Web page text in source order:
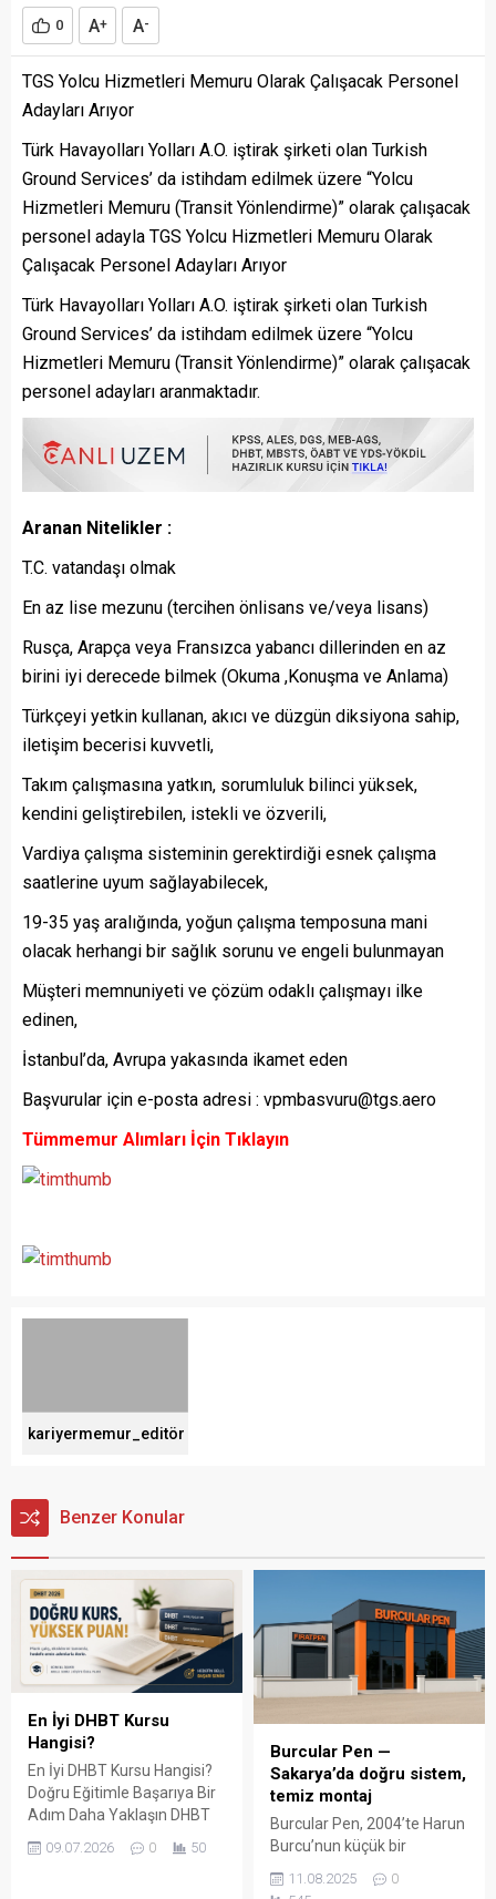
0 A+ A-
TGS Yolcu Hizmetleri Memuru Olarak Çalışacak Personel
Adayları Arıyor
Türk Havayolları Yolları A.O. iştirak şirketi olan Turkish
Ground Services’ da istihdam edilmek üzere “Yolcu
Hizmetleri Memuru (Transit Yönlendirme)” olarak çalışacak
personel adayla TGS Yolcu Hizmetleri Memuru Olarak
Çalışacak Personel Adayları Arıyor
Türk Havayolları Yolları A.O. iştirak şirketi olan Turkish
Ground Services’ da istihdam edilmek üzere “Yolcu
Hizmetleri Memuru (Transit Yönlendirme)” olarak çalışacak
personel adayları aranmaktadır.
Aranan Nitelikler :
T.C. vatandaşı olmak
En az lise mezunu (tercihen önlisans ve/veya lisans)
Rusça, Arapça veya Fransızca yabancı dillerinden en az
birini iyi derecede bilmek (Okuma ,Konuşma ve Anlama)
Türkçeyi yetkin kullanan, akıcı ve düzgün diksiyona sahip,
iletişim becerisi kuvvetli,
Takım çalışmasına yatkın, sorumluluk bilinci yüksek,
kendini geliştirebilen, istekli ve özverili,
Vardiya çalışma sisteminin gerektirdiği esnek çalışma
saatlerine uyum sağlayabilecek,
19-35 yaş aralığında, yoğun çalışma temposuna mani
olacak herhangi bir sağlık sorunu ve engeli bulunmayan
Müşteri memnuniyeti ve çözüm odaklı çalışmayı ilke
edinen,
İstanbul’da, Avrupa yakasında ikamet eden
Başvurular için e-posta adresi : vpmbasvuru@tgs.aero
Tümmemur Alımları İçin Tıklayın
kariyermemur_editör
Benzer Konular
En İyi DHBT Kursu
Hangisi?
En İyi DHBT Kursu Hangisi?
Doğru Eğitimle Başarıya Bir
Adım Daha Yaklaşın DHBT
Testi), Diyanet İşleri
09.07.2026 0 50
Burcular Pen —
Sakarya’da doğru sistem,
temiz montaj
Burcular Pen, 2004’te Harun
Burcu’nun küçük bir
başladı; bugün Serdivan’daki
11.08.2025
0